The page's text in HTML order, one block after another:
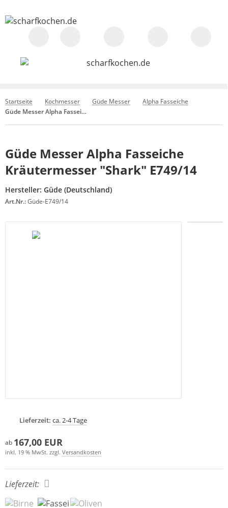
Startseite Kochmesser Güde Messer
Alpha Fasseiche
Güde Messer Alpha Fasseiche Kräutermesser "Shark" E749/14
Güde Messer Alpha Fasseiche
Kräutermesser "Shark" E749/14
Hersteller: Güde (Deutschland)
Art.Nr.:Güde-E749/14
Lieferzeit: ca. 2-4 Tage
ab 167,00 EUR
inkl. 19 % MwSt. zzgl. Versandkosten
Lieferzeit: